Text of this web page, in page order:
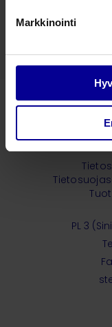
Markkinointi
–
PL 3